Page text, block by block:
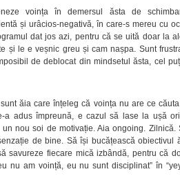
voința în demersul ăsta de
și urâcios-negativă, în care-s mereu cu
dat jos azi, pentru că se uită doar la
le e veșnic greu și cam nașpa. Sunt
de deblocat din mindsetul ăsta, cel
ăia care înțeleg că voința nu are ce
adus împreună, e cazul să lase la ușă
nou soi de motivație. Aia ongoing. Zilnică.
de bine. Să își bucățească obiectivul
savureze fiecare mică izbândă, pentru că
nu am voință, eu nu sunt disciplinat” în